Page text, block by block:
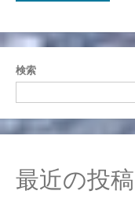
検索
最近の投稿